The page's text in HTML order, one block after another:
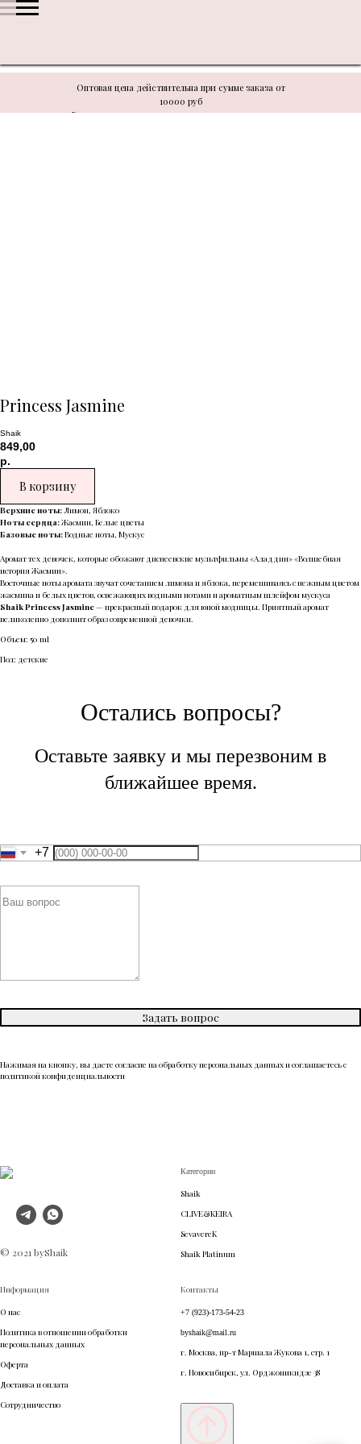
Оптовая цена действительна при сумме заказа от
10000 руб
В связи с техническими моментами цену уточнять у
Princess Jasmine
Shaik
849,00
р.
В корзину
Верхние ноты: Лимон, Яблоко
Ноты сердца:Жасмин, Белые цветы
Базовые ноты:Водные ноты, Мускус
Аромат тех девочек, которые обожают диснеевские мультфильмы «Аладдин» «Волшебная
история Жасмин».
Восточные ноты аромата звучат сочетанием лимона и яблока, перемешиваясь с нежным цветом
жасмина и белых цветов, освежающих водными нотами и ароматным шлейфом мускуса
Shaik Princess Jasmine— прекрасный подарок для юной модницы. Приятный аромат
великолепно дополнит образ современной девочки.
Объем: 50 ml
Пол: детские
Остались вопросы?
Оставьте заявку и мы перезвоним в
ближайшее время.
+7
Задать вопрос
Нажимая на кнопку, вы даете согласие на обработку персональных данных и соглашаетесь c
политикой конфиденциальности
© 2021 byShaik
Категории
Shaik
CLIVE&KEIRA
SevavereK
Shaik Platinum
Информация
О нас
Политика в отношении обработки
персональных данных
Оферта
Доставка и оплата
Сотрудничество
Контакты
+7 (923)-173-54-23
byshaik@mail.ru
г. Москва, пр-т Маршала Жукова 1, стр. 1
г. Новосибирск, ул. Орджоникидзе 38